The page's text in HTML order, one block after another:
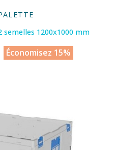
semelles 1200x1000 mm
Économisez 15%